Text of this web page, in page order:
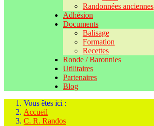
Randonnées anciennes
Adhésion
Documents
Balisage
Formation
Recettes
Ronde / Baronnies
Utilitaires
Partenaires
Blog
Vous êtes ici :
Accueil
C. R. Randos